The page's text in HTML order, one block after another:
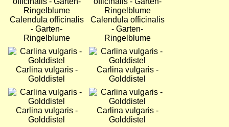
Calendula officinalis
- Garten-
Ringelblume
Calendula officinalis
- Garten-
Ringelblume
Bild
Carlina vulgaris -
Golddistel
Bild
Carlina vulgaris -
Golddistel
Bild
Carlina vulgaris -
Golddistel
Bild
Carlina vulgaris -
Golddistel